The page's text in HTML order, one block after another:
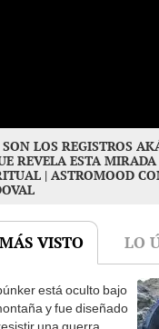
SON LOS REGISTROS
REVELA ESTA MIRADA
| ASTROMOOD
VISTO LO
está oculto bajo
y fue diseñado
una guerra